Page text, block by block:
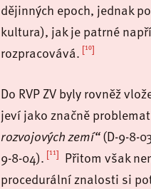
dějinných epoch, jednak
kultura), jak je patrné
rozpracovává. [10]
Do RVP ZV byly rovněž
jeví jako značně
rozvojových zemí“(D-9-8-
9-8-04). [11] Přitom však
procedurální znalosti si